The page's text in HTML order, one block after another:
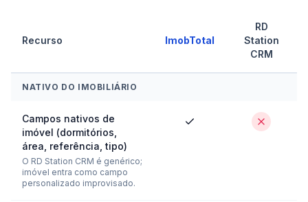
Recurso ImobTotal
RD
Station
CRM
NATIVO DO IMOBILIÁRIO
Campos nativos de
imóvel (dormitórios,
área, referência, tipo)
O RD Station CRM é genérico;
imóvel entra como campo
personalizado improvisado.